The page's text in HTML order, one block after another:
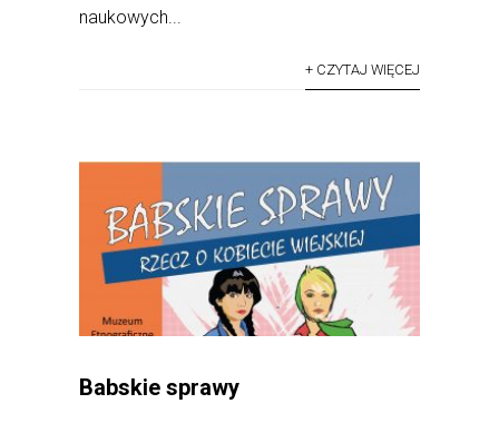
naukowych...
+ CZYTAJ WIĘCEJ
Babskie sprawy